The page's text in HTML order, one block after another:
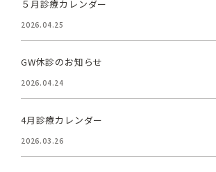
５月診療カレンダー
2026.04.25
GW休診のお知らせ
2026.04.24
4月診療カレンダー
2026.03.26